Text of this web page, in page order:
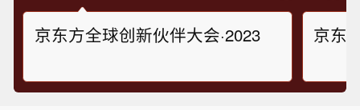
京东方全球创新伙伴大会·2023 京东